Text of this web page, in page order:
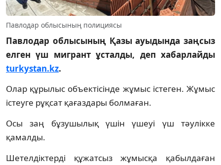
Павлодар облысының полициясы
Павлодар облысының Қазы ауыдында заңсыз
елген үш мигрант ұсталды, деп хабарлайды
turkystan.kz.
Олар құрылыс объектісінде жұмыс істеген. Жұмыс
істеуге рұқсат қағаздары болмаған.
Осы заң бұзушылық үшін үшеуі үш тәулікке
қамалды.
Шетелдіктерді құжатсыз жұмысқа қабылдаған